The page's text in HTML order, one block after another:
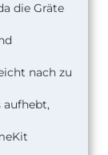
die Gräte
nach zu
aufhebt,